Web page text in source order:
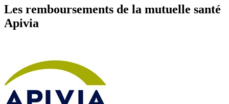
Les remboursements de la mutuelle santé
Apivia